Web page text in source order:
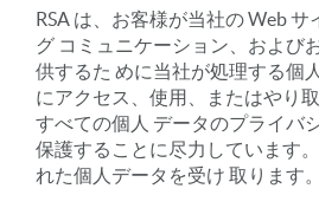
RSA は、お客様が当社の Web
グ コミュニケーション、および
供するた めに当社が処理する個
にアクセス、使用、またはやり
すべての個人 データのプライバ
保護することに尽力しています
れた個人データを受け 取ります。